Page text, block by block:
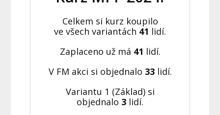
Celkem si kurz koupilo
ve všech variantách 41 lidí.
Zaplaceno už má 41 lidí.
V FM akci si objednalo 33 lidí.
Variantu 1 (Základ) si
objednalo 3 lidí.